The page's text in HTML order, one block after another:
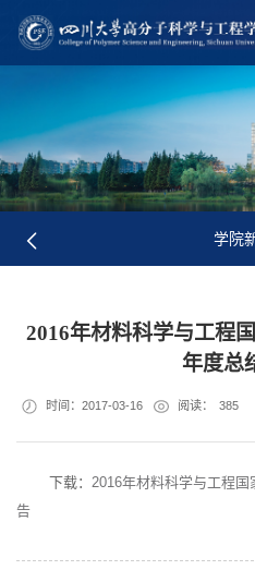
学院
2016年材料科学与工程
年度总
时间：2017-03-16 阅读： 385
下载：2016年材料科学与工程
告